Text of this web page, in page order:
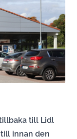
till Lidl
innan den